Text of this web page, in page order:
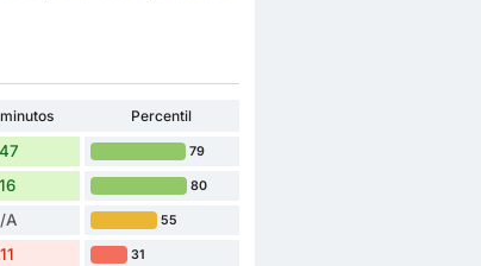
Percentil
79
80
A 55
31